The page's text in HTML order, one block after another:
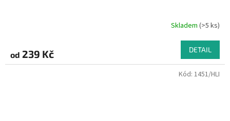
Skladem (>5 ks)
od 239 Kč DETAIL
Kód: 1451/HLI